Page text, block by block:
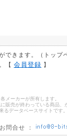
できます。（トッ
【 会員登録 】
メーカーが所有します。
販売が終わっている商品
るデータベースサイトで
お問合せ ：